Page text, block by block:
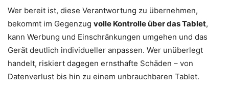
Wer bereit ist, diese Verantwortung zu übernehmen,
bekommt im Gegenzug volle Kontrolle über das Tablet,
kann Werbung und Einschränkungen umgehen und das
Gerät deutlich individueller anpassen. Wer unüberlegt
handelt, riskiert dagegen ernsthafte Schäden – von
Datenverlust bis hin zu einem unbrauchbaren Tablet.